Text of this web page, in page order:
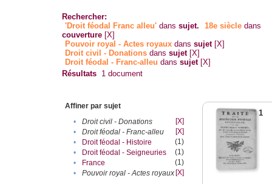
Rechercher:
'Droit féodal Franc alleu' danssujet. 18e siècle dans
couverture [X]
Pouvoir royal - Actes royaux danssujet [X]
Droit civil - Donations danssujet [X]
Droit féodal - Franc-alleu‎ danssujet [X]
Résultats 1 document
Affiner par sujet
•
Droit civil - Donations
[X]
•
Droit féodal - Franc-alleu‎
[X]
•
Droit féodal - Histoire
(1)
•
Droit féodal - Seigneuries
(1)
•
France
(1)
•
Pouvoir royal - Actes royaux [X]
1